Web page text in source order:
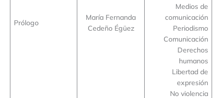
Prólogo
María Fernanda
Cedeño Égüez
Medios de
comunicación
Periodismo
Comunicación
Derechos
humanos
Libertad de
expresión
No violencia